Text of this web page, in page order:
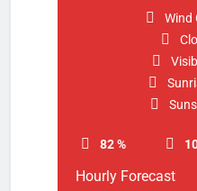
82 %
Wind
Hourly Forecast